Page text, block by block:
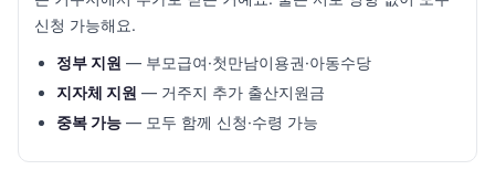
신청 가능해요.
정부 지원 — 부모급여·첫만남이용권·아동수당
지자체 지원 — 거주지 추가 출산지원금
중복 가능 — 모두 함께 신청·수령 가능